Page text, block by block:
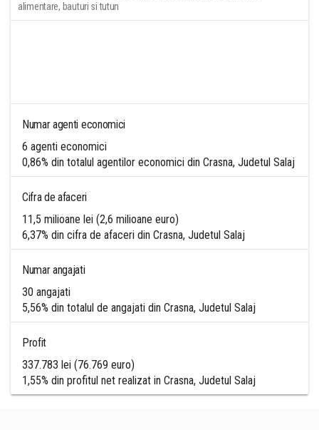
alimentare, bauturi si tutun
Numar agenti economici
6 agenti economici
0,86% din totalul agentilor economici din Crasna, Judetul Salaj
Cifra de afaceri
11,5 milioane lei (2,6 milioane euro)
6,37% din cifra de afaceri din Crasna, Judetul Salaj
Numar angajati
30 angajati
5,56% din totalul de angajati din Crasna, Judetul Salaj
Profit
337.783 lei (76.769 euro)
1,55% din profitul net realizat in Crasna, Judetul Salaj